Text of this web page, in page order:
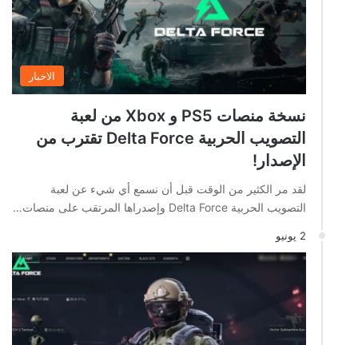
الاخبار
نسخة منصات PS5 و Xbox من لعبة
التصويب الحربية Delta Force تقترب من
الإصدار!
لقد مر الكثير من الوقت قبل أن نسمع أي شيء عن لعبة
التصويب الحربية Delta Force وإصدراها المرتقب على منصات…
2 يونيو